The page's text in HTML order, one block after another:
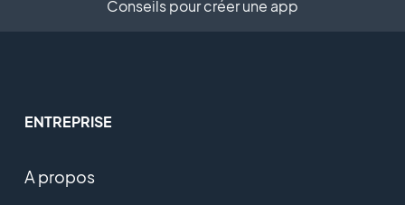
Conseils pour créer une app
ENTREPRISE
A propos